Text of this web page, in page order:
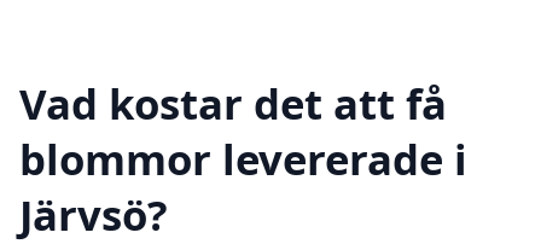
Vad kostar det att få
blommor levererade i
Järvsö?